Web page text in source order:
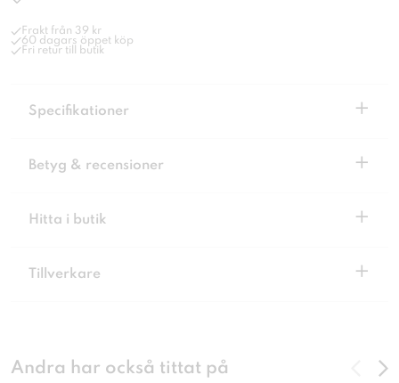
Frakt från 39 kr
60 dagars öppet köp
Fri retur till butik
Specifikationer +
Betyg & recensioner +
Hitta i butik +
Tillverkare +
Andra har också tittat på